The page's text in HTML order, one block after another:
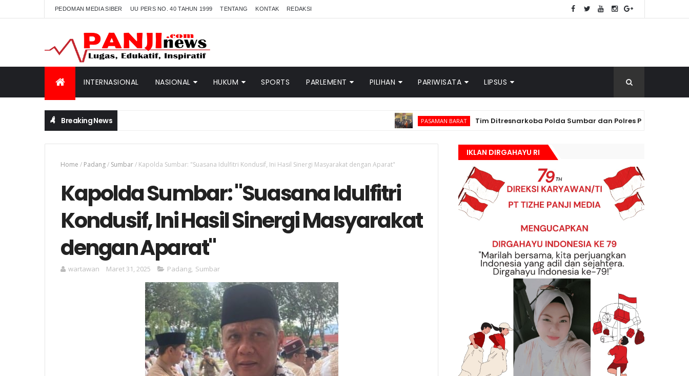
PEDOMAN MEDIA SIBER UU PERS NO. 40 TAHUN 1999 TENTANG KONTAK REDAKSI
INTERNASIONAL NASIONAL HUKUM SPORTS PARLEMENT PILIHAN PARIWISATA LIPSUS
Breaking News PASAMAN BARAT Tim Ditresnarkoba Polda Sumbar dan Polres Pasbar Gagalkan
Home / Padang/ Sumbar/ Kapolda Sumbar: "Suasana Idulfitri Kondusif, Ini Hasil Sinergi Masyarakat dengan Aparat"
Kapolda Sumbar: "Suasana Idulfitri
Kondusif, Ini Hasil Sinergi Masyarakat
dengan Aparat"
wartawan Maret 31, 2025 Padang, Sumbar
IKLAN DIRGAHAYU RI